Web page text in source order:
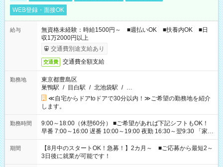
WEB登録・面接OK
給与
無資格未経験：時給1500円～ ■週払いOK ■扶養内OK ■日
収1万2000円以上
交通費別途支給あり
交通費 交通費全額支給
勤務地
東京都豊島区
巣鴨駅 / 目白駅 / 北池袋駅 / …
≪自宅からドアtoドアで30分以内！≫ご希望の勤務地を紹介
します。
勤務時間
9:00～18:00（休憩60分） ■ご希望があれば下記シフトもOK！
早番 7:00～16:00 遅番 10:00～19:00 夜勤 16:30～翌9:30 「家族
と休みを合わせたい」 「余裕を持って夕飯の準備がしたい」
「できれば残業はしたくない」 など、ご希望を教えてください
ね。 ※Wワーク希望の方へ 今ご覧のお仕事で希望する勤務時間
と、もう1つのお仕事の勤務時間。 合計で週40時間を超える場
期間
【8月中のスタートOK！急募！】2カ月～ ■ご応募から最短2～
3日後に就業が可能です！